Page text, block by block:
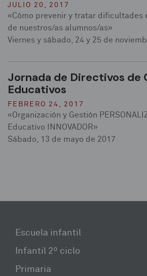
JULIO 20, 2017
«Cómo prevenir y tratar dificultades
de nuestros/as alumnos/as»
Viernes y sábado, 24 y 25 de
Jornada de Directivos de
Educativos
FEBRERO 24, 2017
«Organización y Gestión
Educativo INNOVADOR»
Sábado, 13 de mayo de 2017
Escuela infantil
Infantil 2º ciclo
Primaria